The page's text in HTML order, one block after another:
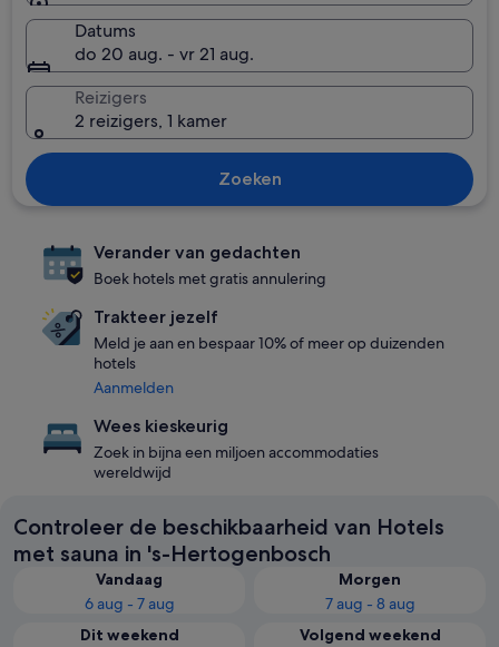
Datums
do 20 aug. - vr 21 aug.
Reizigers
2 reizigers, 1 kamer
Zoeken
Verander van gedachten
Boek hotels met gratis annulering
Trakteer jezelf
Meld je aan en bespaar 10% of meer op duizenden
hotels
Aanmelden
Wees kieskeurig
Zoek in bijna een miljoen accommodaties
wereldwijd
Controleer de beschikbaarheid van Hotels
met sauna in 's-Hertogenbosch
Vandaag
6 aug - 7 aug
Morgen
7 aug - 8 aug
Dit weekend
Volgend weekend